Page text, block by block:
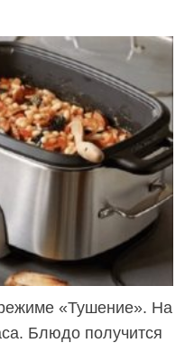
«Тушение». На
Блюдо получится